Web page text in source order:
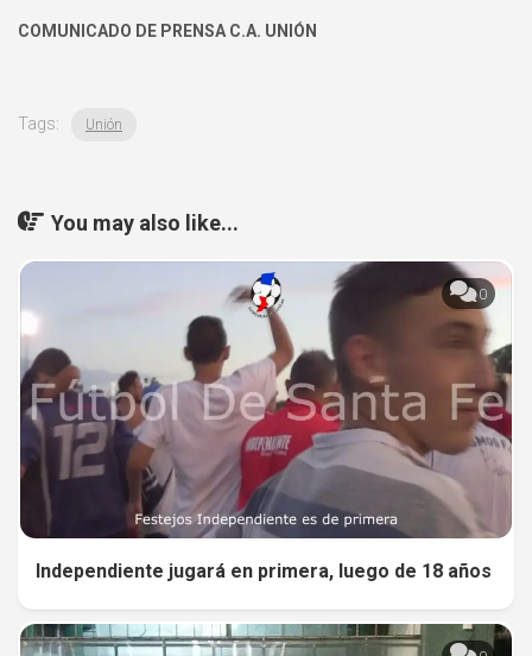
COMUNICADO DE PRENSA C.A. UNIÓN
Tags: Unión
You may also like...
0
Independiente jugará en primera, luego de 18 años